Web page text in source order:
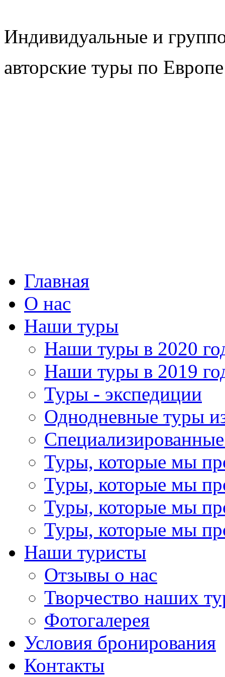
Индивидуальные и
авторские туры по
Главная
О нас
Наши туры
Наши туры в 2020
Наши туры в 2019
Туры - экспедиции
Однодневные туры
Туры, которые мы
Туры, которые мы
Туры, которые мы
Туры, которые мы
Наши туристы
Отзывы о нас
Творчество наших
Фотогалерея
Условия бронирования
Контакты